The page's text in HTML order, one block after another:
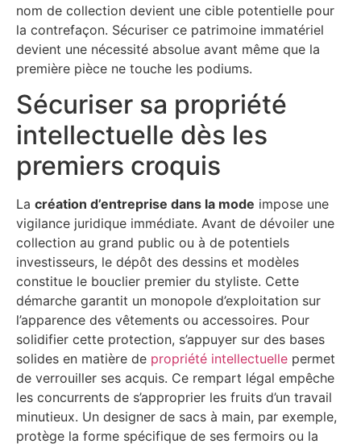
nom de collection devient une cible potentielle pour
la contrefaçon. Sécuriser ce patrimoine immatériel
devient une nécessité absolue avant même que la
première pièce ne touche les podiums.
Sécuriser sa propriété
intellectuelle dès les
premiers croquis
La création d’entreprise dans la mode impose une
vigilance juridique immédiate. Avant de dévoiler une
collection au grand public ou à de potentiels
investisseurs, le dépôt des dessins et modèles
constitue le bouclier premier du styliste. Cette
démarche garantit un monopole d’exploitation sur
l’apparence des vêtements ou accessoires. Pour
solidifier cette protection, s’appuyer sur des bases
solides en matière de propriété intellectuelle permet
de verrouiller ses acquis. Ce rempart légal empêche
les concurrents de s’approprier les fruits d’un travail
minutieux. Un designer de sacs à main, par exemple,
protège la forme spécifique de ses fermoirs ou la